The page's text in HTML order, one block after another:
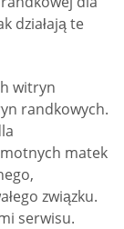
działają te
witryn
randkowych.
matek
związku.
serwisu.